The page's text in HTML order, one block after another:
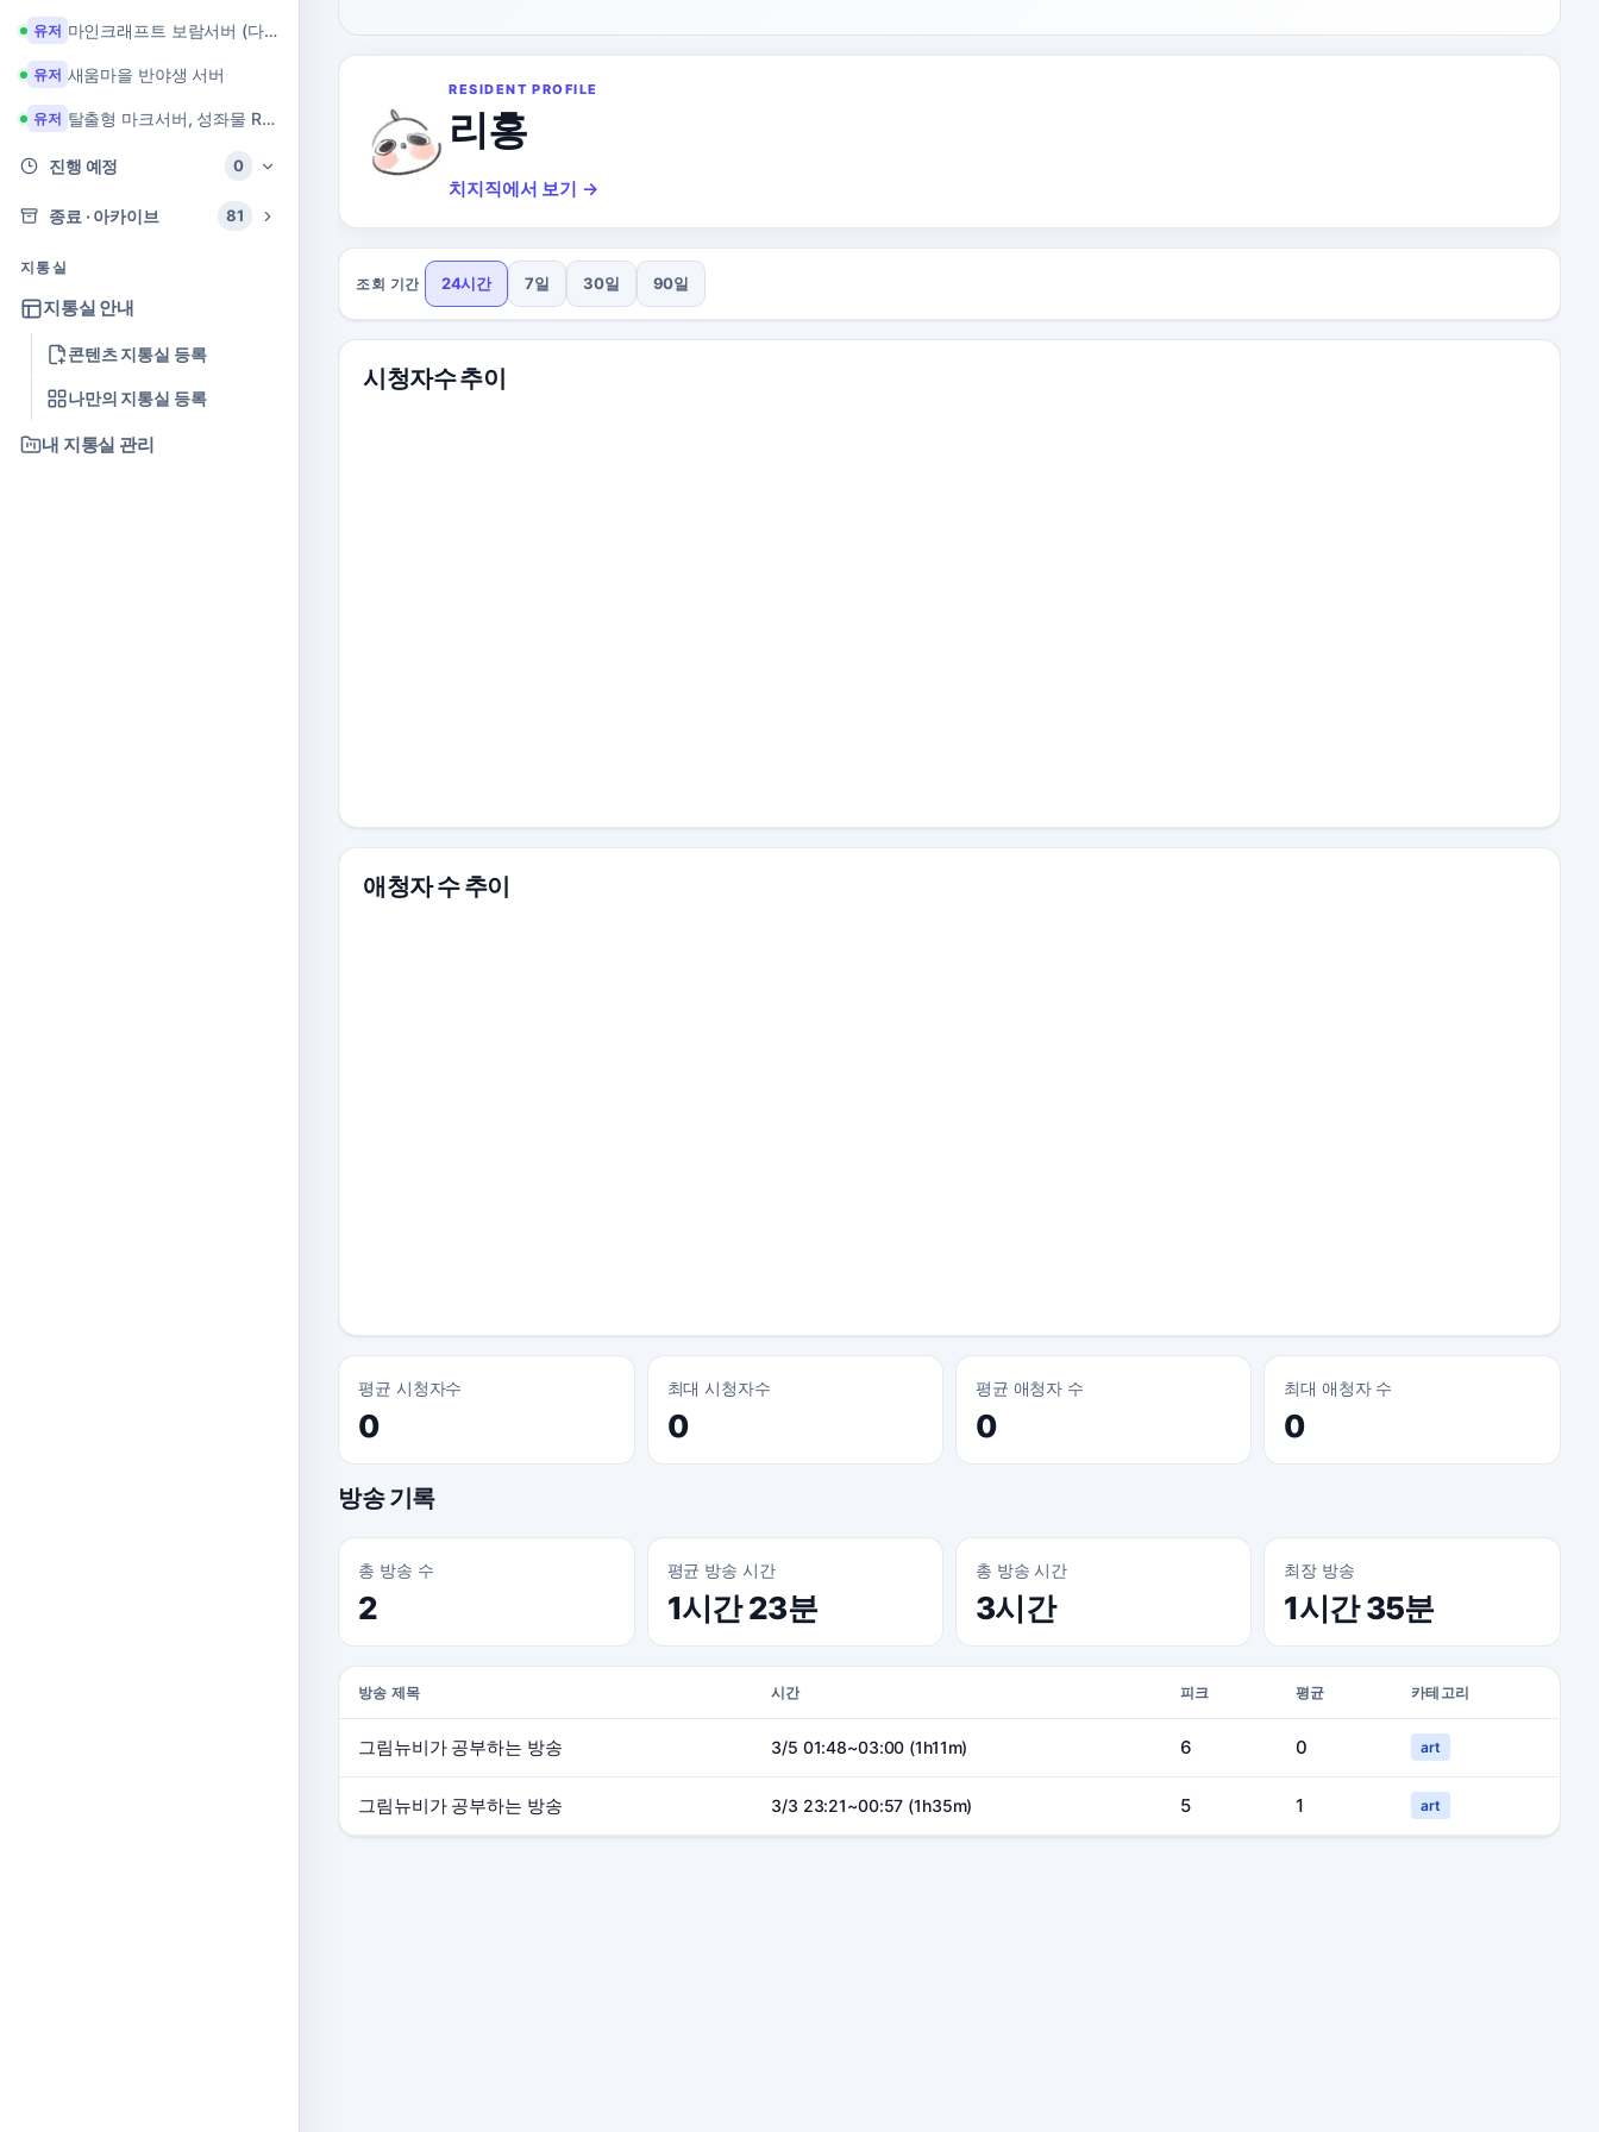
유저 마인크래프트 보람서버 (다이아 + 힐링 서버)
유저 새움마을 반야생 서버
유저 탈출형 마크서버, 성좌물 RPG 마크서버
진행 예정 0
종료 · 아카이브 81
지통실
지통실 안내
콘텐츠 지통실 등록
나만의 지통실 등록
내 지통실 관리
RESIDENT PROFILE
리홍
치지직에서 보기 →
조회 기간 24시간 7일 30일 90일
시청자수 추이
애청자 수 추이
평균 시청자수
0
최대 시청자수
0
평균 애청자 수
0
최대 애청자 수
0
방송 기록
총 방송 수
2
평균 방송 시간
1시간 23분
총 방송 시간
3시간
최장 방송
1시간 35분
방송 제목 시간 피크 평균 카테고리
그림뉴비가 공부하는 방송 3/5 01:48~03:00 (1h11m) 6 0 art
그림뉴비가 공부하는 방송 3/3 23:21~00:57 (1h35m) 5 1 art